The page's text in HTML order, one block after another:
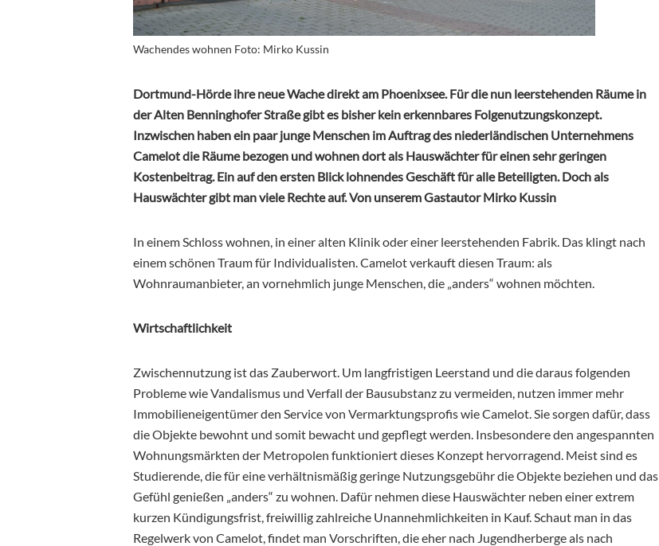
Wachendes wohnen Foto: Mirko Kussin
Dortmund-Hörde ihre neue Wache direkt am Phoenixsee. Für die nun leerstehenden Räume in
der Alten Benninghofer Straße gibt es bisher kein erkennbares Folgenutzungskonzept.
Inzwischen haben ein paar junge Menschen im Auftrag des niederländischen Unternehmens
Camelot die Räume bezogen und wohnen dort als Hauswächter für einen sehr geringen
Kostenbeitrag. Ein auf den ersten Blick lohnendes Geschäft für alle Beteiligten. Doch als
Hauswächter gibt man viele Rechte auf. Von unserem Gastautor Mirko Kussin
In einem Schloss wohnen, in einer alten Klinik oder einer leerstehenden Fabrik. Das klingt nach
einem schönen Traum für Individualisten. Camelot verkauft diesen Traum: als
Wohnraumanbieter, an vornehmlich junge Menschen, die „anders“ wohnen möchten.
Wirtschaftlichkeit
Zwischennutzung ist das Zauberwort. Um langfristigen Leerstand und die daraus folgenden
Probleme wie Vandalismus und Verfall der Bausubstanz zu vermeiden, nutzen immer mehr
Immobilieneigentümer den Service von Vermarktungsprofis wie Camelot. Sie sorgen dafür, dass
die Objekte bewohnt und somit bewacht und gepflegt werden. Insbesondere den angespannten
Wohnungsmärkten der Metropolen funktioniert dieses Konzept hervorragend. Meist sind es
Studierende, die für eine verhältnismäßig geringe Nutzungsgebühr die Objekte beziehen und das
Gefühl genießen „anders“ zu wohnen. Dafür nehmen diese Hauswächter neben einer extrem
kurzen Kündigungsfrist, freiwillig zahlreiche Unannehmlichkeiten in Kauf. Schaut man in das
Regelwerk von Camelot, findet man Vorschriften, die eher nach Jugendherberge als nach